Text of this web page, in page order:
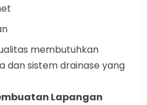
membutuhkan
dan sistem drainase yang
Lapangan